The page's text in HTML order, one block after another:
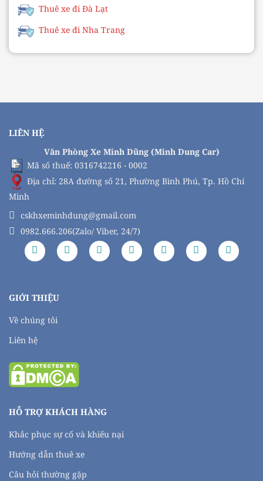
Thuê xe đi Đà Lạt
Thuê xe đi Nha Trang
LIÊN HỆ
Văn Phòng Xe Minh Dũng (Minh Dung Car)
Mã số thuế: 0316742216 - 0002
Địa chỉ: 28A đường số 21, Phường Bình Phú, Tp. Hồ Chí
Minh
cskhxeminhdung@gmail.com
0982.666.206(Zalo/ Viber, 24/7)
GIỚI THIỆU
Về chúng tôi
Liên hệ
HỖ TRỢ KHÁCH HÀNG
Khắc phục sự cố và khiếu nại
Hướng dẫn thuê xe
Câu hỏi thường gặp